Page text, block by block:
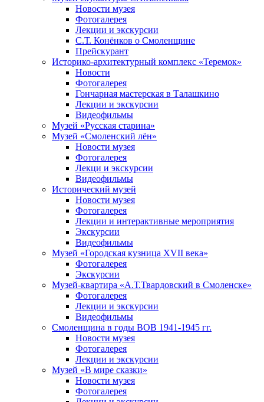
Новости музея
Фотогалерея
Лекции и экскурсии
С.Т. Конёнков о Смоленщине
Прейскурант
Историко-архитектурный комплекс «Теремок»
Новости
Фотогалерея
Гончарная мастерская в Талашкино
Лекции и экскурсии
Видеофильмы
Музей «Русская старина»
Музей «Смоленский лён»
Новости музея
Фотогалерея
Лекци и экскурсии
Видеофильмы
Исторический музей
Новости музея
Фотогалерея
Лекции и интерактивные мероприятия
Экскурсии
Видеофильмы
Музей «Городская кузница XVII века»
Фотогалерея
Экскурсии
Музей-квартира «А.Т.Твардовский в Смоленске»
Фотогалерея
Лекции и экскурсии
Видеофильмы
Смоленщина в годы ВОВ 1941-1945 гг.
Новости музея
Фотогалерея
Лекции и экскурсии
Музей «В мире сказки»
Новости музея
Фотогалерея